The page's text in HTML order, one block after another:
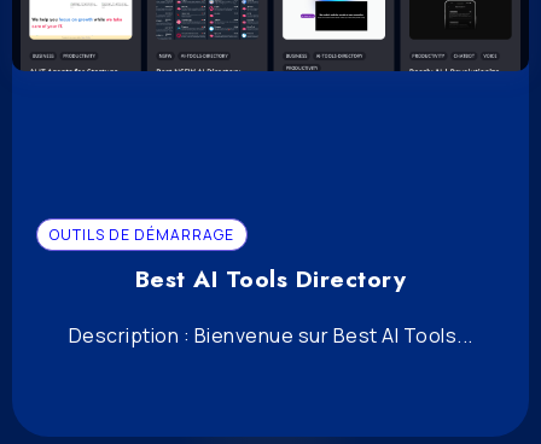
OUTILS DE DÉMARRAGE
Best AI Tools Directory
Description : Bienvenue sur Best AI Tools...